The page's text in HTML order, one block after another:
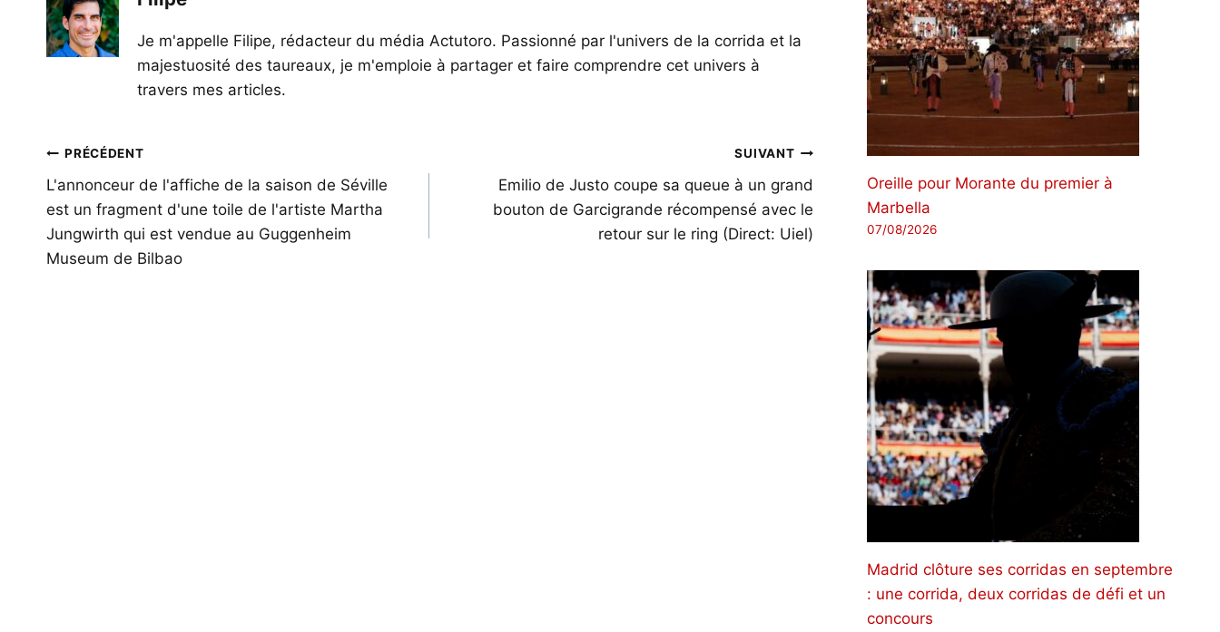
Je m'appelle Filipe, rédacteur du média Actutoro. Passionné par l'univers de la corrida et la
majestuosité des taureaux, je m'emploie à partager et faire comprendre cet univers à
travers mes articles.
Navigation
de
l’article
PRÉCÉDENT
L'annonceur de l'affiche de la saison de Séville
est un fragment d'une toile de l'artiste Martha
Jungwirth qui est vendue au Guggenheim
Museum de Bilbao
SUIVANT
Emilio de Justo coupe sa queue à un grand
bouton de Garcigrande récompensé avec le
retour sur le ring (Direct: Uiel)
Oreille pour Morante du premier à
Marbella
07/08/2026
Madrid clôture ses corridas en septembre
: une corrida, deux corridas de défi et un
concours